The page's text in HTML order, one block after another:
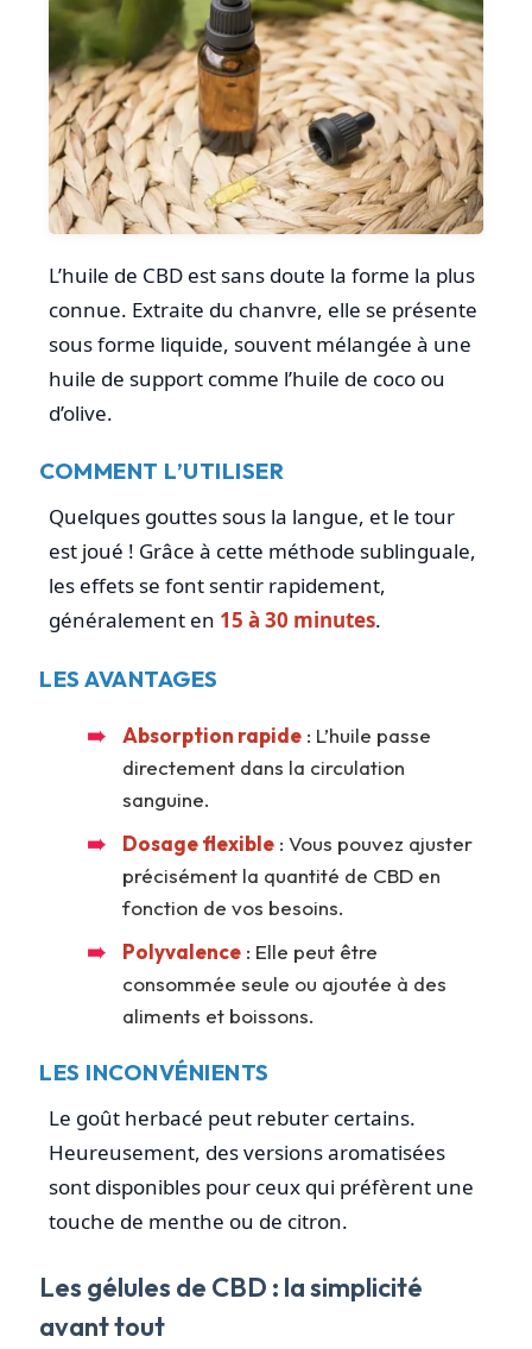
L’huile de CBD est sans doute la forme la plus
connue. Extraite du chanvre, elle se présente
sous forme liquide, souvent mélangée à une
huile de support comme l’huile de coco ou
d’olive.
COMMENT L’UTILISER
Quelques gouttes sous la langue, et le tour
est joué ! Grâce à cette méthode sublinguale,
les effets se font sentir rapidement,
généralement en 15 à 30 minutes.
LES AVANTAGES
Absorption rapide : L’huile passe
directement dans la circulation
sanguine.
Dosage flexible : Vous pouvez ajuster
précisément la quantité de CBD en
fonction de vos besoins.
Polyvalence : Elle peut être
consommée seule ou ajoutée à des
aliments et boissons.
LES INCONVÉNIENTS
Le goût herbacé peut rebuter certains.
Heureusement, des versions aromatisées
sont disponibles pour ceux qui préfèrent une
touche de menthe ou de citron.
Les gélules de CBD : la simplicité
avant tout